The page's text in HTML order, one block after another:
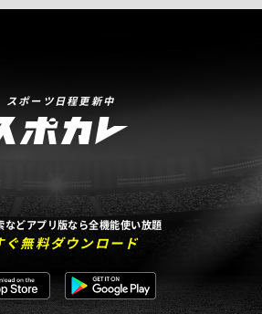
スポーツ日程更新中
などアプリ版なら全機能使い放題
ぐ無料ダウンロード